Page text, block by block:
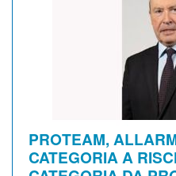
PROTEAM,
CATEGORIA A